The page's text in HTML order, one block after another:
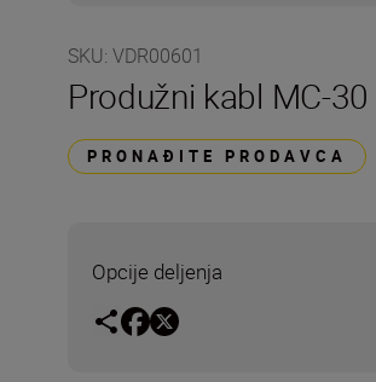
SKU: VDR00601
Produžni kabl MC-30
PRONAĐITE PRODAVCA
Opcije deljenja